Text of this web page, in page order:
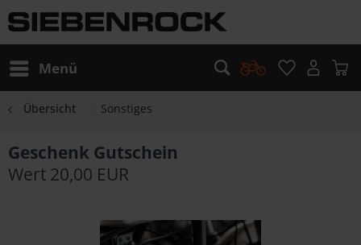
Menü
Übersicht Sonstiges
Geschenk Gutschein
Wert 20,00 EUR